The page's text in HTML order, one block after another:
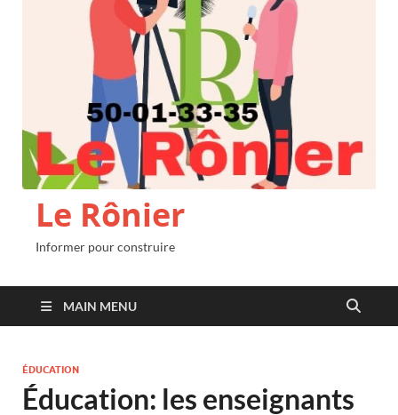
Le Rônier
Informer pour construire
MAIN MENU
ÉDUCATION
Éducation: les enseignants